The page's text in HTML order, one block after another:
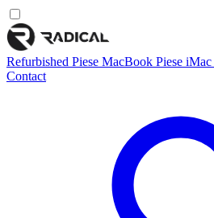
Refurbished Piese MacBook Piese iMac
Contact